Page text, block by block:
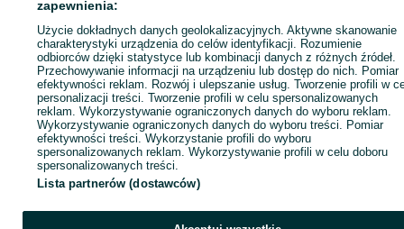
Zadzwoń / SMS Wyślij wiadomość
zapewnienia:
Użycie dokładnych danych geolokalizacyjnych. Aktywne skanowanie
charakterystyki urządzenia do celów identyfikacji. Rozumienie
odbiorców dzięki statystyce lub kombinacji danych z różnych źródeł.
Przechowywanie informacji na urządzeniu lub dostęp do nich. Pomiar
efektywności reklam. Rozwój i ulepszanie usług. Tworzenie profili w
personalizacji treści. Tworzenie profili w celu spersonalizowanych
reklam. Wykorzystywanie ograniczonych danych do wyboru reklam.
Wykorzystywanie ograniczonych danych do wyboru treści. Pomiar
efektywności treści. Wykorzystanie profili do wyboru
spersonalizowanych reklam. Wykorzystywanie profili w celu doboru
spersonalizowanych treści.
Lista partnerów (dostawców)